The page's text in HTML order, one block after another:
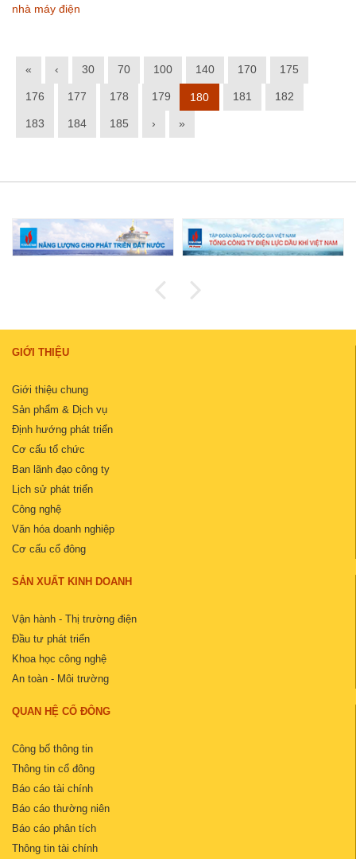
nhà máy điện
« ‹ 30 70 100 140 170 175
176 177 178 179 180 181 182
183 184 185 › »
GIỚI THIỆU
Giới thiệu chung
Sản phẩm & Dịch vụ
Định hướng phát triển
Cơ cấu tổ chức
Ban lãnh đạo công ty
Lịch sử phát triển
Công nghệ
Văn hóa doanh nghiệp
Cơ cấu cổ đông
SẢN XUẤT KINH DOANH
Vận hành - Thị trường điện
Đầu tư phát triển
Khoa học công nghệ
An toàn - Môi trường
QUAN HỆ CỔ ĐÔNG
Công bố thông tin
Thông tin cổ đông
Báo cáo tài chính
Báo cáo thường niên
Báo cáo phân tích
Thông tin tài chính